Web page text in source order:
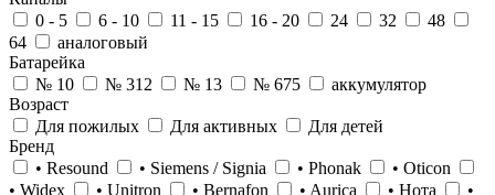
0 - 5
6 - 10 11 - 15 16 - 20 24 32
48
64
аналоговый
Батарейка
№ 10
№ 312 № 13 № 675
аккумулятор
Возраст
Для пожилых
Для активных
Для детей
Бренд
• Resound
• Siemens / Signia • Phonak
• Oticon
• Widex
• Unitron • Bernafon • Aurica • Нота
•